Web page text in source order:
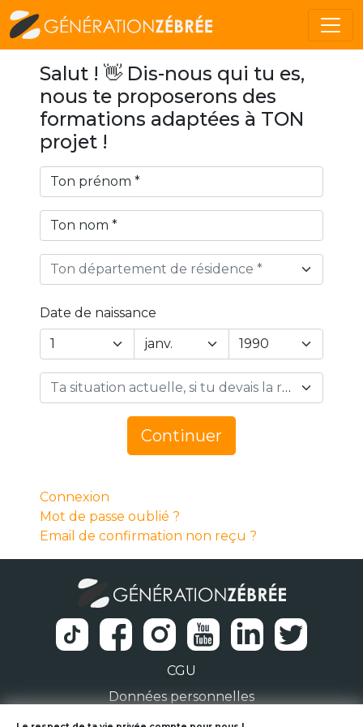
Salut ! 👋 Dis-nous qui tu es,
nous te proposerons des
formations adaptées à TON
projet !
Ton département de résidence *
Date de naissance
Year
Day
Ta situation actuelle, si tu devais la résumer en 1 mot… *
Continuer
Connexion
Mot de passe oublié ?
Email de confirmation non reçu ?
CGU
Données personnelles